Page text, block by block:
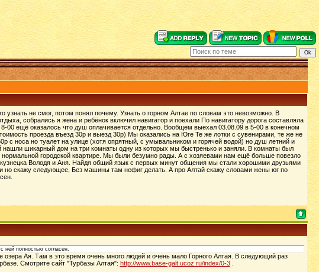
узнать не смог, потом понял почему. Узнать о горном Алтае по словам это невозможно. В
собрались я жена и ребёнок включил навигатор и поехали По навигатору дорога составляла
ещё оказалось что душ оплачивается отдельно. Вообщем выехал 03.08.09 в 5-00 в конечном
проезда въезд 30р и выезд 30р) Мы оказались на Юге Те же лотки с сувенирами, те же не
с носа но туалет на улице (хотя опрятный, с умывальником и горячей водой) но душ летний и
шикарный дом на три комнаты одну из которых мы быстренько и заняли. В комнаты был
городской квартире. Мы были безумно рады. А с хозяевами нам ещё больше повезло
Володя и Аня. Найдя общий язык с первых минут общения мы стали хорошими друзьями
но скажу следующее, Без машины там нефиг делать. А про Алтай скажу словами жены юг по
ней полностью согласен.
Ая. Там в это время очень много людей и очень мало Горного Алтая. В следующий раз
Смотрите сайт "Турбазы Алтая": http://www.base-galt.ucoz.ru/index/0-3.